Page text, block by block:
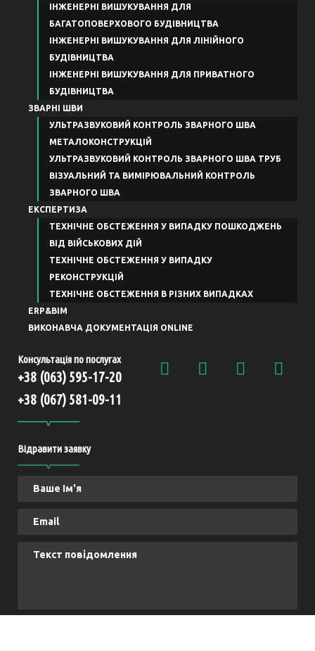
ІНЖЕНЕРНІ ВИШУКУВАННЯ ДЛЯ
БАГАТОПОВЕРХОВОГО БУДІВНИЦТВА
ІНЖЕНЕРНІ ВИШУКУВАННЯ ДЛЯ ЛІНІЙНОГО
БУДІВНИЦТВА
ІНЖЕНЕРНІ ВИШУКУВАННЯ ДЛЯ ПРИВАТНОГО
БУДІВНИЦТВА
ЗВАРНІ ШВИ
УЛЬТРАЗВУКОВИЙ КОНТРОЛЬ ЗВАРНОГО ШВА
МЕТАЛОКОНСТРУКЦІЙ
УЛЬТРАЗВУКОВИЙ КОНТРОЛЬ ЗВАРНОГО ШВА ТРУБ
ВІЗУАЛЬНИЙ ТА ВИМІРЮВАЛЬНИЙ КОНТРОЛЬ
ЗВАРНОГО ШВА
ЕКСПЕРТИЗА
ТЕХНІЧНЕ ОБСТЕЖЕННЯ У ВИПАДКУ ПОШКОДЖЕНЬ
ВІД ВІЙСЬКОВИХ ДІЙ
ТЕХНІЧНЕ ОБСТЕЖЕННЯ У ВИПАДКУ
РЕКОНСТРУКЦІЙ
ТЕХНІЧНЕ ОБСТЕЖЕННЯ В РІЗНИХ ВИПАДКАХ
ERP&BIM
ВИКОНАВЧА ДОКУМЕНТАЦІЯ ONLINE
Консультація по послугах
+38 (063) 595-17-20
+38 (067) 581-09-11
Відравити заявку